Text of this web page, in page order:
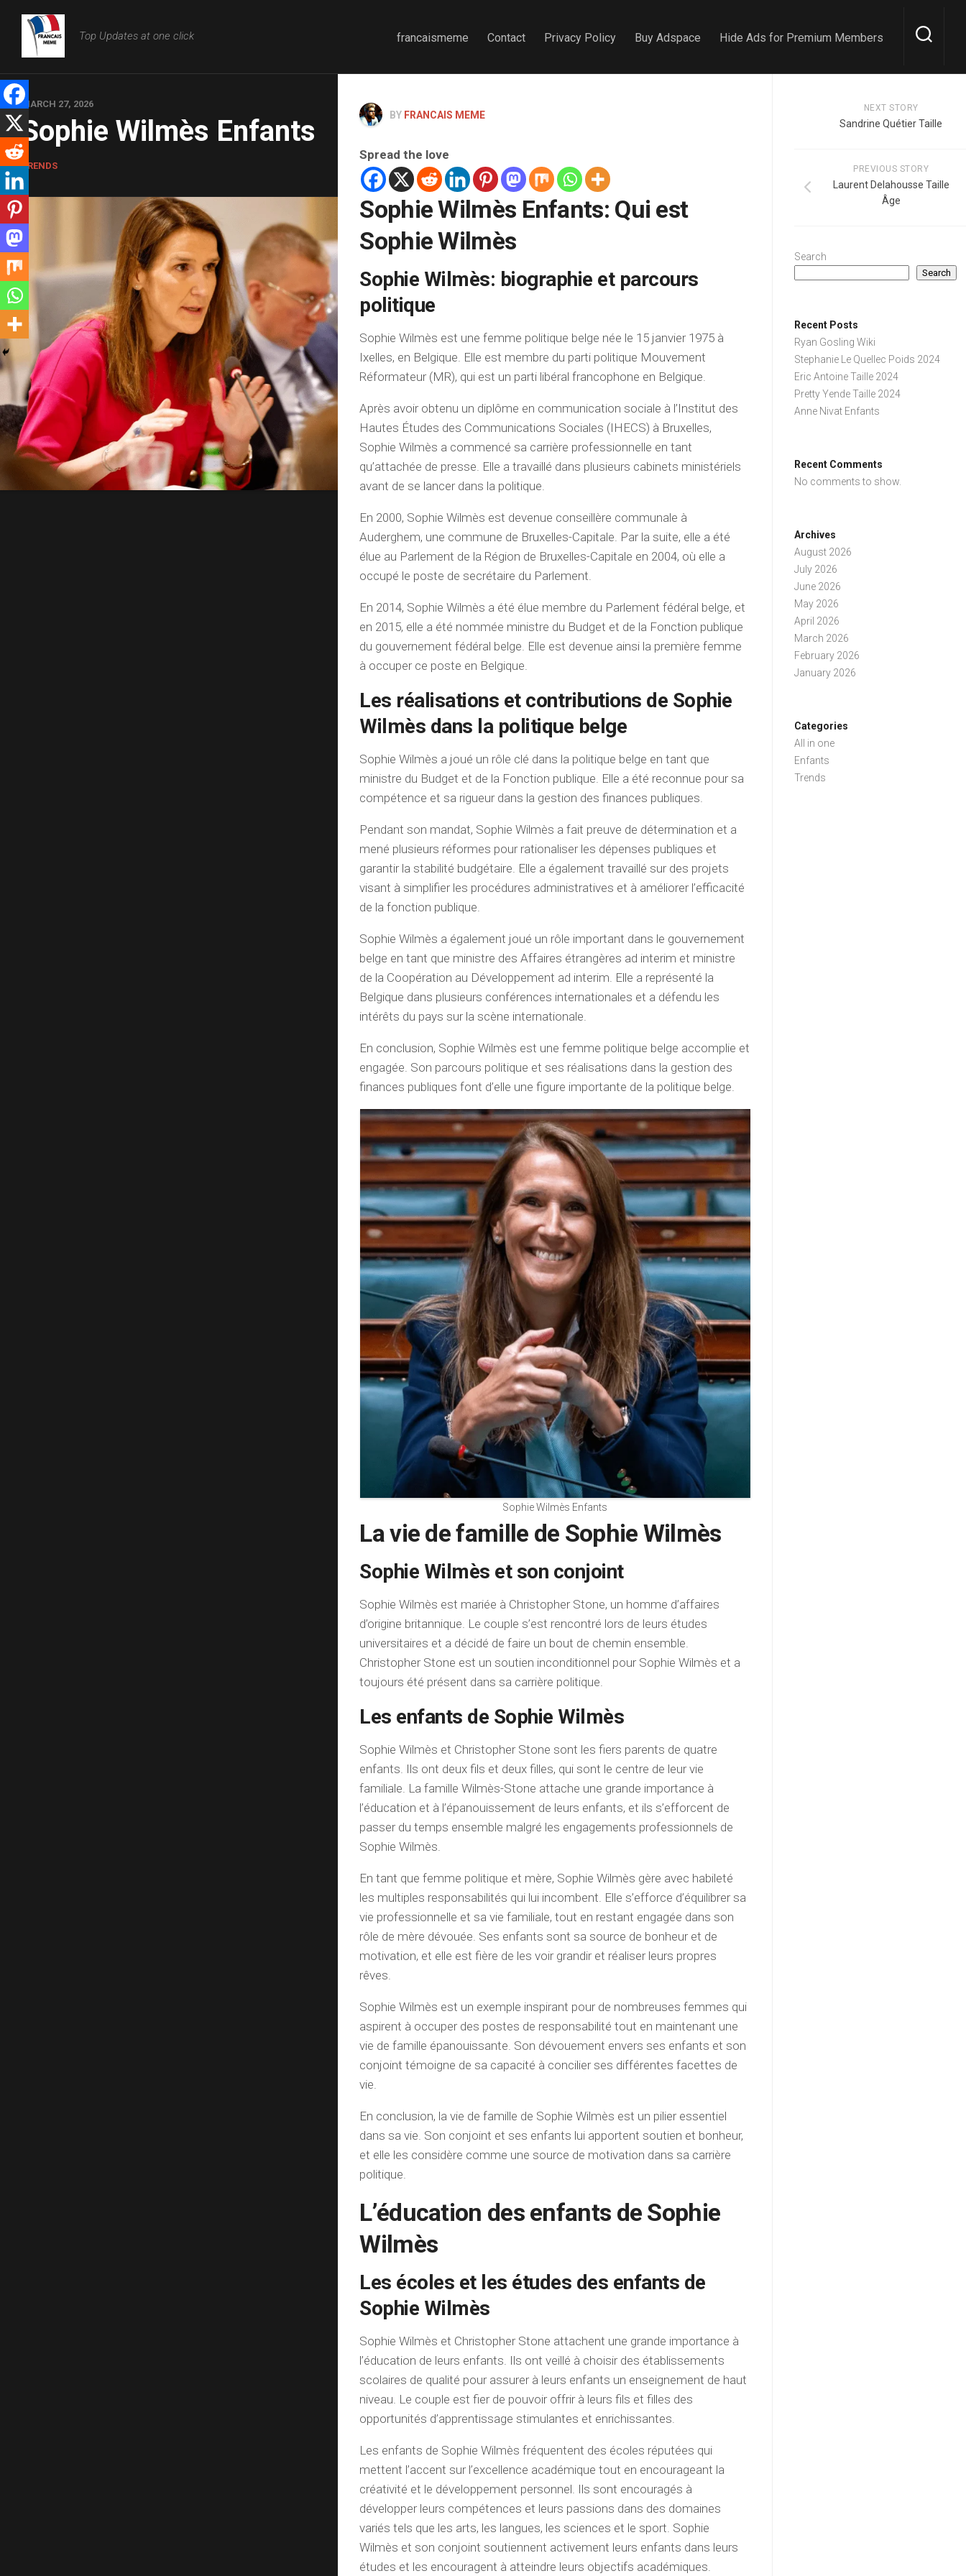
content
Top Updates at one click francaismeme Contact Privacy Policy Buy Adspace Hide Ads for Premium Members
MARCH 27, 2026
Sophie Wilmès Enfants
TRENDS
BY FRANCAIS MEME
Spread the love
Sophie Wilmès Enfants: Qui est
Sophie Wilmès
Sophie Wilmès: biographie et parcours
politique
Sophie Wilmès est une femme politique belge née le 15 janvier 1975 à
Ixelles, en Belgique. Elle est membre du parti politique Mouvement
Réformateur (MR), qui est un parti libéral francophone en Belgique.
Après avoir obtenu un diplôme en communication sociale à l’Institut des
Hautes Études des Communications Sociales (IHECS) à Bruxelles,
Sophie Wilmès a commencé sa carrière professionnelle en tant
qu’attachée de presse. Elle a travaillé dans plusieurs cabinets ministériels
avant de se lancer dans la politique.
En 2000, Sophie Wilmès est devenue conseillère communale à
Auderghem, une commune de Bruxelles-Capitale. Par la suite, elle a été
élue au Parlement de la Région de Bruxelles-Capitale en 2004, où elle a
occupé le poste de secrétaire du Parlement.
En 2014, Sophie Wilmès a été élue membre du Parlement fédéral belge, et
en 2015, elle a été nommée ministre du Budget et de la Fonction publique
du gouvernement fédéral belge. Elle est devenue ainsi la première femme
à occuper ce poste en Belgique.
Les réalisations et contributions de Sophie
Wilmès dans la politique belge
Sophie Wilmès a joué un rôle clé dans la politique belge en tant que
ministre du Budget et de la Fonction publique. Elle a été reconnue pour sa
compétence et sa rigueur dans la gestion des finances publiques.
Pendant son mandat, Sophie Wilmès a fait preuve de détermination et a
mené plusieurs réformes pour rationaliser les dépenses publiques et
garantir la stabilité budgétaire. Elle a également travaillé sur des projets
visant à simplifier les procédures administratives et à améliorer l’efficacité
de la fonction publique.
Sophie Wilmès a également joué un rôle important dans le gouvernement
belge en tant que ministre des Affaires étrangères ad interim et ministre
de la Coopération au Développement ad interim. Elle a représenté la
Belgique dans plusieurs conférences internationales et a défendu les
intérêts du pays sur la scène internationale.
En conclusion, Sophie Wilmès est une femme politique belge accomplie et
engagée. Son parcours politique et ses réalisations dans la gestion des
finances publiques font d’elle une figure importante de la politique belge.
Sophie Wilmès Enfants
La vie de famille de Sophie Wilmès
Sophie Wilmès et son conjoint
Sophie Wilmès est mariée à Christopher Stone, un homme d’affaires
d’origine britannique. Le couple s’est rencontré lors de leurs études
universitaires et a décidé de faire un bout de chemin ensemble.
Christopher Stone est un soutien inconditionnel pour Sophie Wilmès et a
toujours été présent dans sa carrière politique.
Les enfants de Sophie Wilmès
Sophie Wilmès et Christopher Stone sont les fiers parents de quatre
enfants. Ils ont deux fils et deux filles, qui sont le centre de leur vie
familiale. La famille Wilmès-Stone attache une grande importance à
l’éducation et à l’épanouissement de leurs enfants, et ils s’efforcent de
passer du temps ensemble malgré les engagements professionnels de
Sophie Wilmès.
En tant que femme politique et mère, Sophie Wilmès gère avec habileté
les multiples responsabilités qui lui incombent. Elle s’efforce d’équilibrer sa
vie professionnelle et sa vie familiale, tout en restant engagée dans son
rôle de mère dévouée. Ses enfants sont sa source de bonheur et de
motivation, et elle est fière de les voir grandir et réaliser leurs propres
rêves.
Sophie Wilmès est un exemple inspirant pour de nombreuses femmes qui
aspirent à occuper des postes de responsabilité tout en maintenant une
vie de famille épanouissante. Son dévouement envers ses enfants et son
conjoint témoigne de sa capacité à concilier ses différentes facettes de
vie.
En conclusion, la vie de famille de Sophie Wilmès est un pilier essentiel
dans sa vie. Son conjoint et ses enfants lui apportent soutien et bonheur,
et elle les considère comme une source de motivation dans sa carrière
politique.
L’éducation des enfants de Sophie
Wilmès
Les écoles et les études des enfants de
Sophie Wilmès
Sophie Wilmès et Christopher Stone attachent une grande importance à
l’éducation de leurs enfants. Ils ont veillé à choisir des établissements
scolaires de qualité pour assurer à leurs enfants un enseignement de haut
niveau. Le couple est fier de pouvoir offrir à leurs fils et filles des
opportunités d’apprentissage stimulantes et enrichissantes.
Les enfants de Sophie Wilmès fréquentent des écoles réputées qui
mettent l’accent sur l’excellence académique tout en encourageant la
créativité et le développement personnel. Ils sont encouragés à
développer leurs compétences et leurs passions dans des domaines
variés tels que les arts, les langues, les sciences et le sport. Sophie
Wilmès et son conjoint soutiennent activement leurs enfants dans leurs
études et les encouragent à atteindre leurs objectifs académiques.
NEXT STORY
Sandrine Quétier Taille
PREVIOUS STORY
Laurent Delahousse Taille
Âge
Search
Search
Recent Posts
Ryan Gosling Wiki
Stephanie Le Quellec Poids 2024
Eric Antoine Taille 2024
Pretty Yende Taille 2024
Anne Nivat Enfants
Recent Comments
No comments to show.
Archives
August 2026
July 2026
June 2026
May 2026
April 2026
March 2026
February 2026
January 2026
Categories
All in one
Enfants
Trends